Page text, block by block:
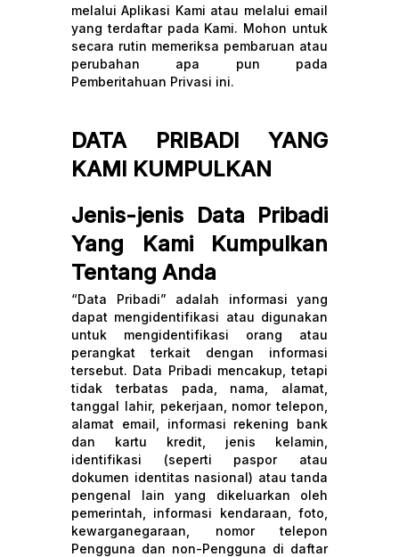
melalui Aplikasi Kami atau melalui email
yang terdaftar pada Kami. Mohon untuk
secara rutin memeriksa pembaruan atau
perubahan apa pun pada
Pemberitahuan Privasi ini.
DATA PRIBADI YANG
KAMI KUMPULKAN
Jenis-jenis Data Pribadi
Yang Kami Kumpulkan
Tentang Anda
“Data Pribadi” adalah informasi yang
dapat mengidentifikasi atau digunakan
untuk mengidentifikasi orang atau
perangkat terkait dengan informasi
tersebut. Data Pribadi mencakup, tetapi
tidak terbatas pada, nama, alamat,
tanggal lahir, pekerjaan, nomor telepon,
alamat email, informasi rekening bank
dan kartu kredit, jenis kelamin,
identifikasi (seperti paspor atau
dokumen identitas nasional) atau tanda
pengenal lain yang dikeluarkan oleh
pemerintah, informasi kendaraan, foto,
kewarganegaraan, nomor telepon
Pengguna dan non-Pengguna di daftar